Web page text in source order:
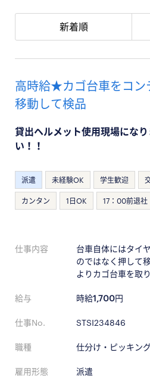
新着順
高時給★カゴ台車をコン
移動して検品
貸出ヘルメット使用現場にな
い！！
派遣 未経験OK 学生歓迎
カンタン 1日OK 17：00前退社
仕事内容
台車自体にはタイ
のではなく押して
よりカゴ台車を取
給与 時給1,700円
仕事No. STSI234846
職種 仕分け・ピッキン
雇用形態 派遣